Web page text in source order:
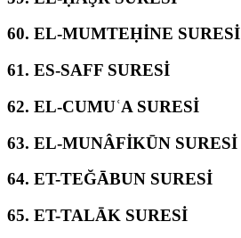
60. EL-MUMTEḤİNE SURESİ
61. ES-SAFF SURESİ
62. EL-CUMUʿA SURESİ
63. EL-MUNÂFİKŪN SURESİ
64. ET-TEĞĀBUN SURESİ
65. ET-TALĀK SURESİ